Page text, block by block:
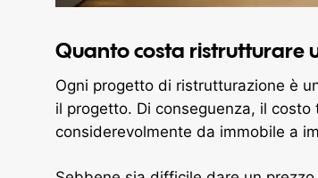
Quanto costa ristrutturare
Ogni progetto di ristrutturazione è
il progetto. Di conseguenza, il
considerevolmente da immobile a